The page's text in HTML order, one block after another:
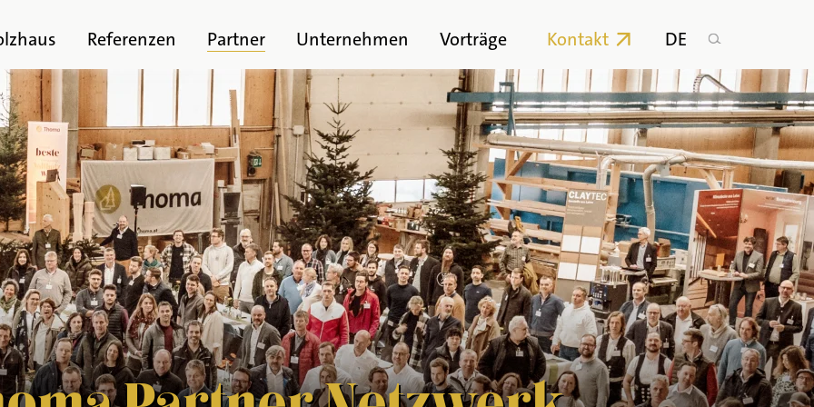
Referenzen Partner Unternehmen Vorträge Kontakt DE